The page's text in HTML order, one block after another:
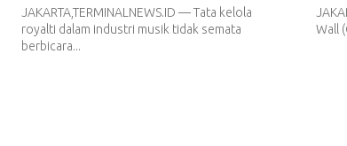
JAKARTA,TERMINALNEWS.ID — Tata kelola
royalti dalam industri musik tidak semata
berbicara...
Wall